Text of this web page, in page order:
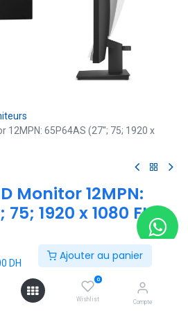
DH
Ajouter au panier
0
Wishlist Compte
12MPN: 65P64AS (27''; 75; 1920 x
Monitor 12MPN:
1920 x 1080 FHD;
PORT, VGA
1920 x 1080